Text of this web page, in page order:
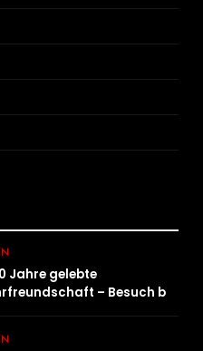
Jahre gelebte
– Besuch bei